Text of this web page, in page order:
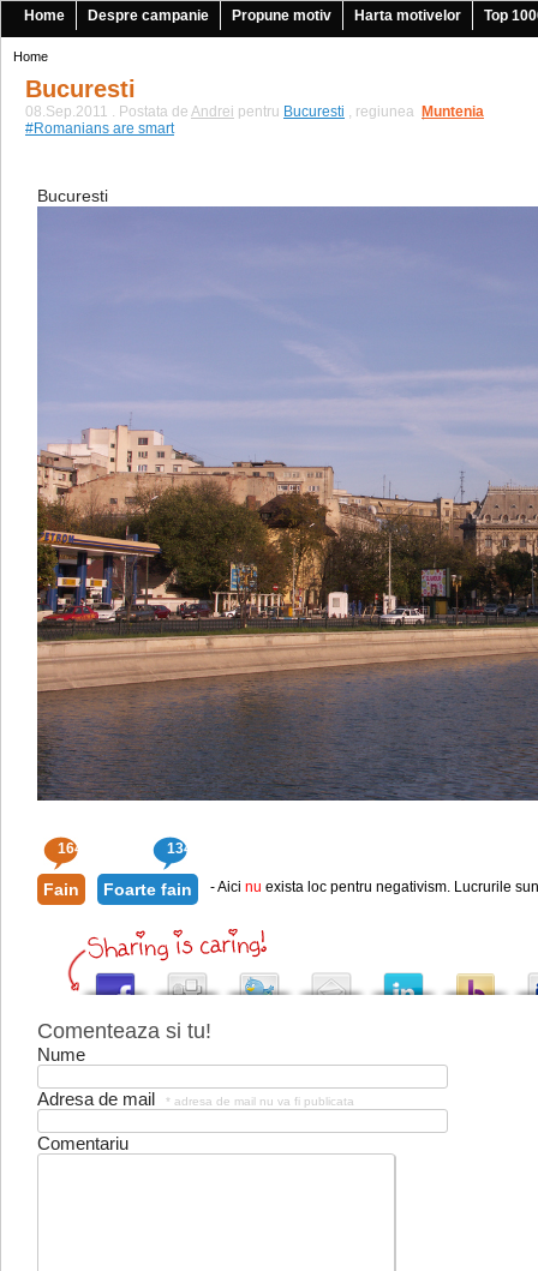
Home Despre campanie Propune motiv Harta motivelor Top
Home
Bucuresti
08.Sep.2011 . Postata de Andrei pentru Bucuresti , regiunea Muntenia
|
#Romanians are smart
Bucuresti
164 134
Fain Foarte fain - Aici nu exista loc pentru negativism. Lucrurile
Comenteaza si tu!
Nume
Adresa de mail * adresa de mail nu va fi publicata
Comentariu